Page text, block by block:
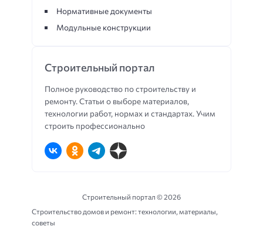
Строительный портал
Полное руководство по строительству и
ремонту. Статьи о выборе материалов,
технологии работ, нормах и стандартах. Учим
строить профессионально
Нормативные документы
Модульные конструкции
Строительный портал ©2026
Строительство домов и ремонт: технологии, материалы,
советы